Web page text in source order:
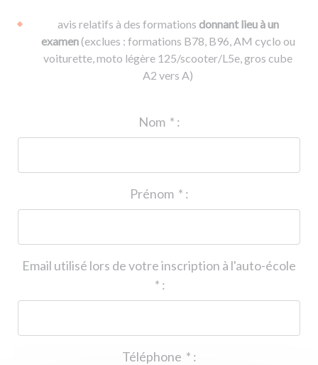
avis relatifs à des formations donnant lieu à un
examen(exclues : formations B78, B96, AM cyclo ou
voiturette, moto légère 125/scooter/L5e, gros cube
A2 vers A)
* :
* :
Email utilisé lors de votre inscription à l'auto-école
* :
* :